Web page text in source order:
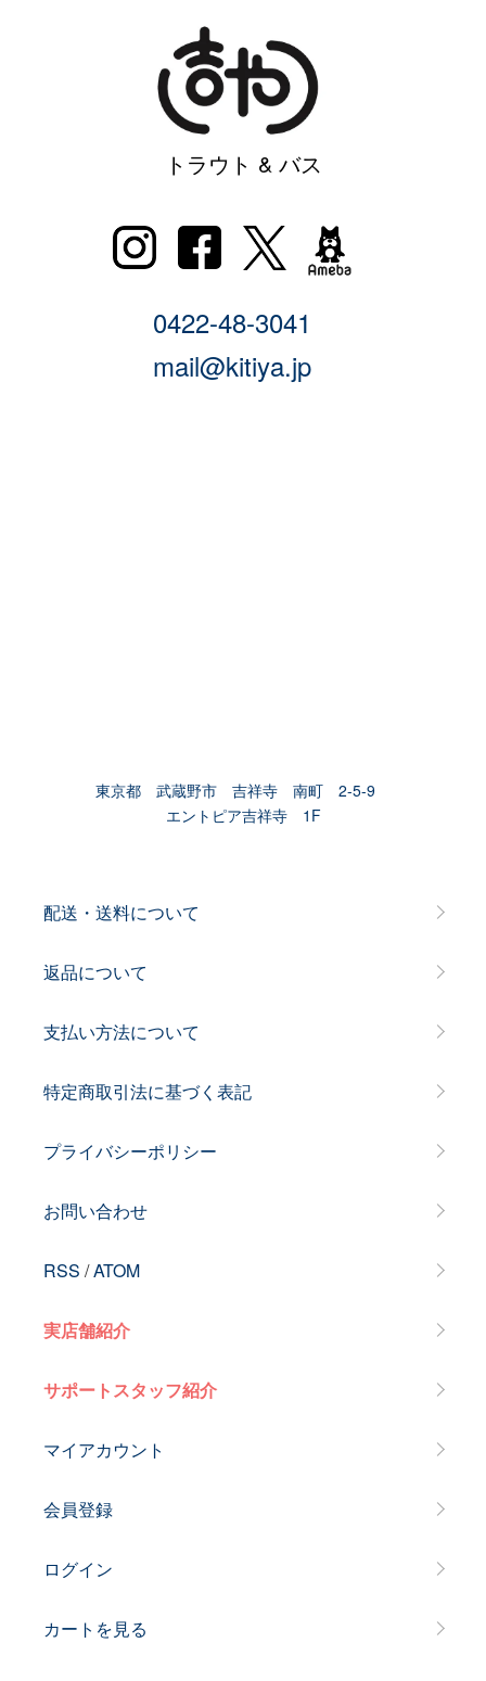
トラウト & バス
0422-48-3041
mail@kitiya.jp
東京都 武蔵野市 吉祥寺 南町 2-5-9
エントピア吉祥寺 1F
配送・送料について
返品について
支払い方法について
特定商取引法に基づく表記
プライバシーポリシー
お問い合わせ
RSS /ATOM
実店舗紹介
サポートスタッフ紹介
マイアカウント
会員登録
ログイン
カートを見る